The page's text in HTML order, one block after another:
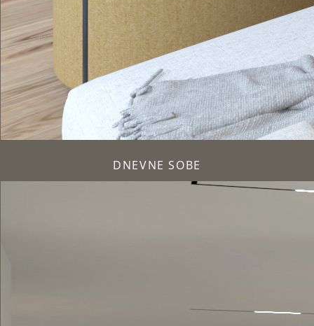
DNEVNE SOBE